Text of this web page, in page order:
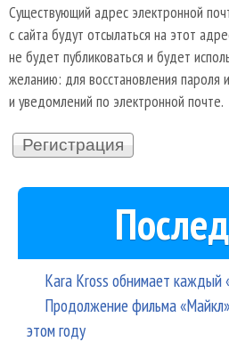
Существующий адрес электронной
с сайта будут отсылаться на этот
не будет публиковаться и будет
желанию: для восстановления пароля
и уведомлений по электронной почте.
Kara Kross обнимает каждый
Продолжение фильма
этом году